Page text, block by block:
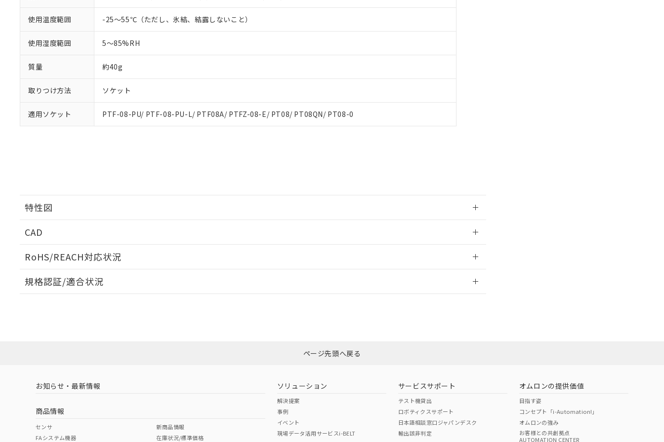
使用温度範囲 -25～55℃（ただし、氷結、結露しないこと）
使用湿度範囲 5～85%RH
質量 約40g
取りつけ方法 ソケット
適用ソケット PTF-08-PU/ PTF-08-PU-L/ PTF08A/ PTFZ-08-E/ PT08/ PT08QN/ PT08-0
特性図
CAD
RoHS/REACH対応状況
EU RoHS 注意事項・凡例
ダウンロードはこちら
中国 RoHS 注意事項・凡例
中国 RoHS表
規格認証/適合状況
（イギリス
（ノルウェー
（日本
（アメリカ
ページ先頭へ戻る
お知らせ・最新情報
商品情報
センサ
FAシステム機器
新商品情報
在庫状況/標準価格
ソリューション
解決提案
事例
イベント
現場データ活用サービスi-BELT
サービスサポート
テスト機貸出
ロボティクスサポート
日本語相談窓口ジャパンデスク
輸出該非判定
オムロンの提供価値
目指す姿
コンセプト「i-Automation!」
オムロンの強み
お客様との共創拠点
AUTOMATION CENTER